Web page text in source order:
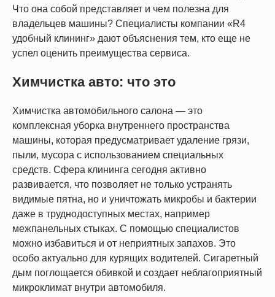
Что она собой представляет и чем полезна для
владельцев машины? Специалисты компании «R4
удобный клининг» дают объяснения тем, кто еще не
успел оценить преимущества сервиса.
Химчистка авто: что это
Химчистка автомобильного салона — это
комплексная уборка внутреннего пространства
машины, которая предусматривает удаление грязи,
пыли, мусора с использованием специальных
средств. Сфера клининга сегодня активно
развивается, что позволяет не только устранять
видимые пятна, но и уничтожать микробы и бактерии
даже в труднодоступных местах, например
межпанельных стыках. С помощью специалистов
можно избавиться и от неприятных запахов. Это
особо актуально для курящих водителей. Сигаретный
дым поглощается обивкой и создает неблагоприятный
микроклимат внутри автомобиля.